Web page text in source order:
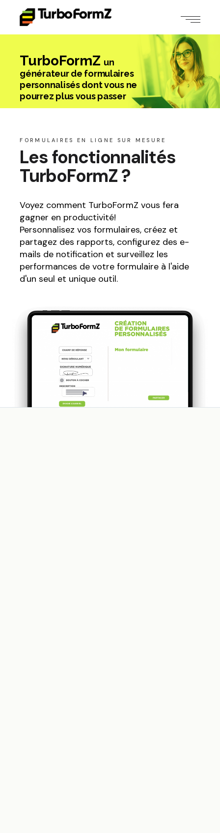
TurboFormZ un
générateur de formulaires
personnalisés dont vous ne
pourrez plus vous passer
FORMULAIRES EN LIGNE SUR MESURE
Les fonctionnalités
TurboFormZ ?
Voyez comment TurboFormZ vous fera
gagner en productivité!
Personnalisez vos formulaires, créez et
partagez des rapports, configurez des e-
mails de notification et surveillez les
performances de votre formulaire à l'aide
d'un seul et unique outil.